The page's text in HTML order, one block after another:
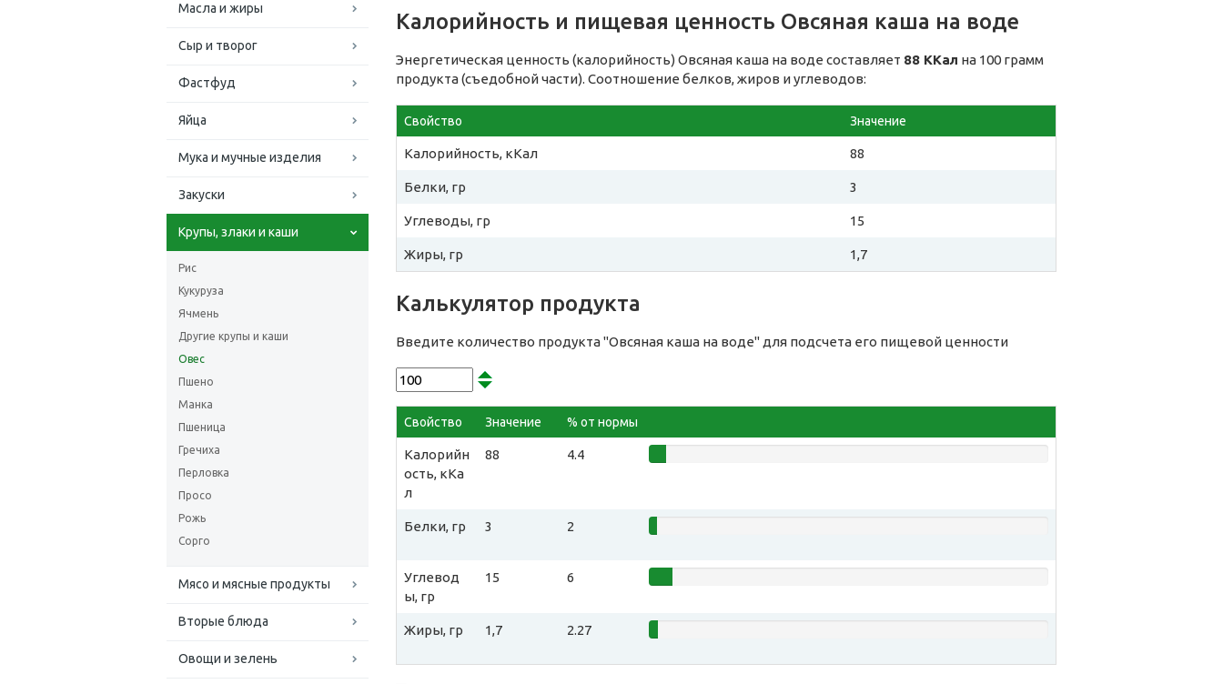
Масла и жиры
Сыр и творог
Фастфуд
Яйца
Мука и мучные изделия
Закуски
Крупы, злаки и каши
Рис
Кукуруза
Ячмень
Другие крупы и каши
Овес
Пшено
Манка
Пшеница
Гречиха
Перловка
Просо
Рожь
Сорго
Мясо и мясные продукты
Вторые блюда
Овощи и зелень
Калорийность и пищевая ценность Овсяная каша на воде
Энергетическая ценность (калорийность) Овсяная каша на воде составляет 88 ККал на 100 грамм
продукта (съедобной части). Соотношение белков, жиров и углеводов:
Свойство Значение
Калорийность, кКал 88
Белки, гр 3
Углеводы, гр 15
Жиры, гр 1,7
Калькулятор продукта
Введите количество продукта "Овсяная каша на воде" для подсчета его пищевой ценности
Свойство Значение % от нормы
Калорийн
ость, кКа
л
88 4.4
Белки, гр 3 2
Углевод
ы, гр
15 6
Жиры, гр 1,7 2.27